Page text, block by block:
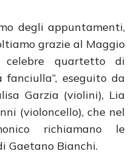
degli appuntamenti,
grazie al Maggio
quartetto di
eseguito da
Garzia (violini), Lia
(violoncello), che nel
richiamano le
Gaetano Bianchi.